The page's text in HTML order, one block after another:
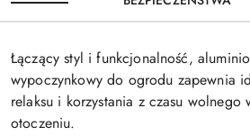
Łączący styl i funkcjonalność,
wypoczynkowy do ogrodu zapewnia
relaksu i korzystania z czasu wolnego
otoczeniu.